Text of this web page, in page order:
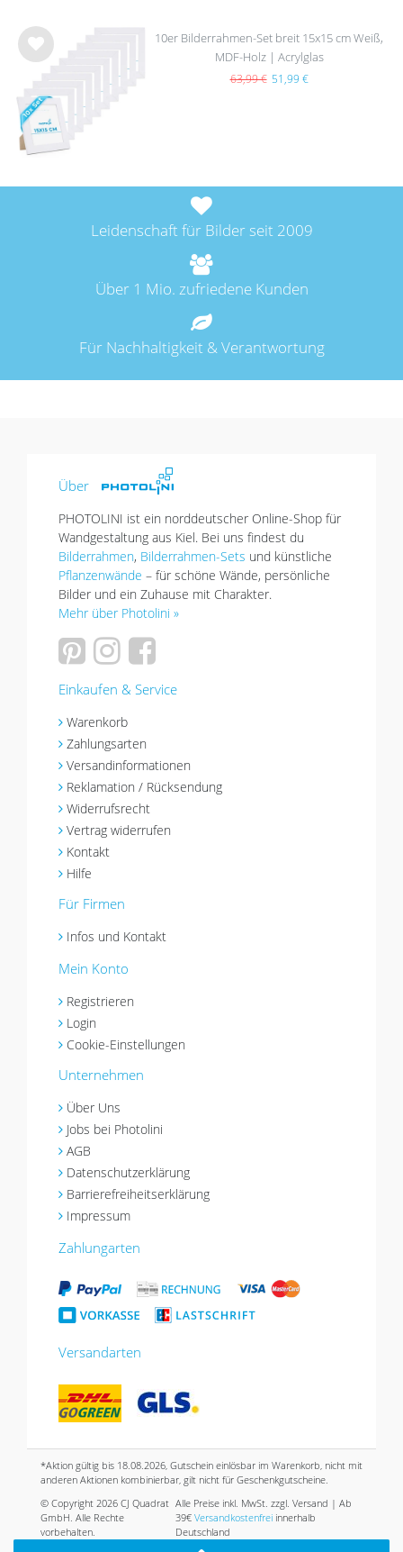
Wu
nsc
hlist
e
10er Bilderrahmen-Set breit 15x15 cm Weiß,
MDF-Holz | Acrylglas
63,99 € 51,99 €
Leidenschaft für Bilder seit 2009
Über 1 Mio. zufriedene Kunden
Für Nachhaltigkeit & Verantwortung
Über
PHOTOLINI ist ein norddeutscher Online-Shop für
Wandgestaltung aus Kiel. Bei uns findest du
Bilderrahmen, Bilderrahmen-Sets und künstliche
Pflanzenwände – für schöne Wände, persönliche
Bilder und ein Zuhause mit Charakter.
Mehr über Photolini »
Einkaufen & Service
Warenkorb
Zahlungsarten
Versandinformationen
Reklamation / Rücksendung
Widerrufsrecht
Vertrag widerrufen
Kontakt
Hilfe
Für Firmen
Infos und Kontakt
Mein Konto
Registrieren
Login
Cookie-Einstellungen
Unternehmen
Über Uns
Jobs bei Photolini
AGB
Datenschutzerklärung
Barrierefreiheitserklärung
Impressum
Zahlungarten
Versandarten
*Aktion gültig bis 18.08.2026, Gutschein einlösbar im Warenkorb, nicht mit
anderen Aktionen kombinierbar, gilt nicht für Geschenkgutscheine.
© Copyright 2026 CJ Quadrat
GmbH. Alle Rechte
vorbehalten.
Alle Preise inkl. MwSt. zzgl. Versand | Ab
39€Versandkostenfrei innerhalb
Deutschland